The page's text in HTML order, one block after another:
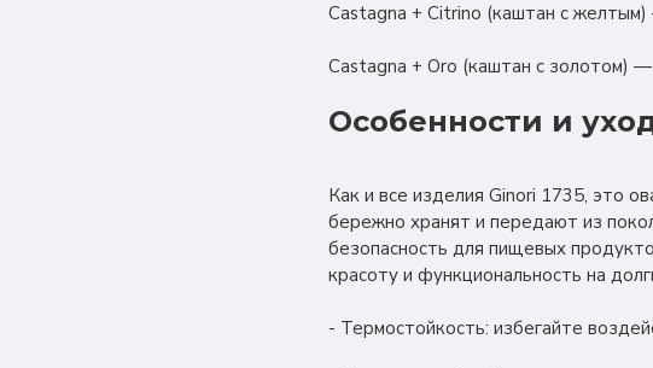
Castagna + Citrino (каштан с
Castagna + Oro (каштан с золотом)
Особенности и
Как и все изделия Ginori 1735, это
бережно хранят и передают из
безопасность для пищевых
красоту и функциональность на
- Термостойкость: избегайте